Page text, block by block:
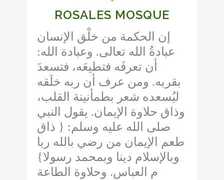
ROSALES MOSQUE
إن الحكمة من خلْق الإنسان
عبادةُ الله تعالى. وعبادة الله:
أن تعرفَه فتطيعَه، فتسعدَ
بقربه. ومن عرف أن ربه خلَقه
ليُسعده شعر بطمأنينة القلب،
وذاق حلاوة الإيمان. يقول النبي
صلى الله عليه وسلم: { ذاق
طعم الإيمان من رضي بالله ربا
وبالإسلام دينا وبمحمد رسولا}
م العباس. وحلاوة الطاعة